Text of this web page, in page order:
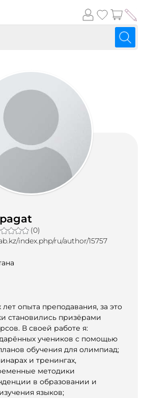
(0)
index.php/ru/author/15757
опыта преподавания, за это
становились призёрами
В своей работе я:
учеников с помощью
обучения для олимпиад;
и тренингах,
методики
в образовании и
языков;